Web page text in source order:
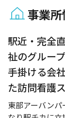
事業
駅近・完全
祉のグルー
手掛ける会
た訪問看護
東部アーバン